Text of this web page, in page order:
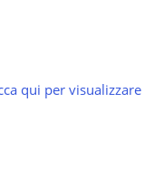
qui per visualizzare